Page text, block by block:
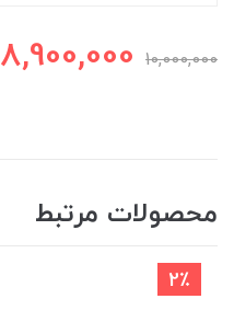
10,000,000
8,900,000
محصولات مرتبط
2٪